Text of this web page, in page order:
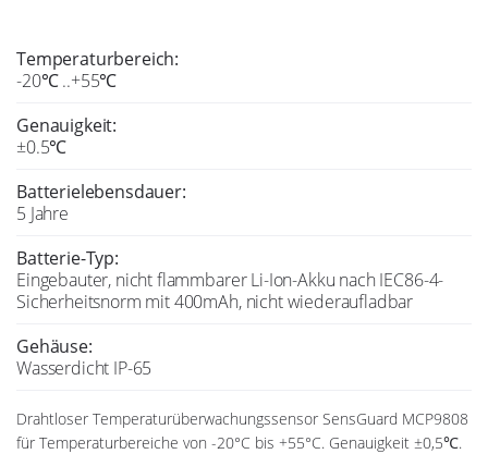
Temperaturbereich:
-20℃ ..+55℃
Genauigkeit:
±0.5℃
Batterielebensdauer:
5 Jahre
Batterie-Typ:
Eingebauter, nicht flammbarer Li-Ion-Akku nach IEC86-4-
Sicherheitsnorm mit 400mAh, nicht wiederaufladbar
Gehäuse:
Wasserdicht IP-65
Drahtloser Temperaturüberwachungssensor SensGuard MCP9808
für Temperaturbereiche von -20°C bis +55°C. Genauigkeit ±0,5℃.